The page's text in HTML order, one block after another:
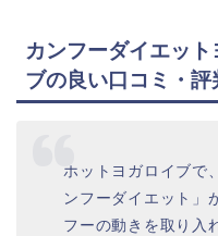
カンフーダイエッ
ブの良い口コミ・評
ホットヨガロイブで
ンフーダイエット」
フーの動きを取り入